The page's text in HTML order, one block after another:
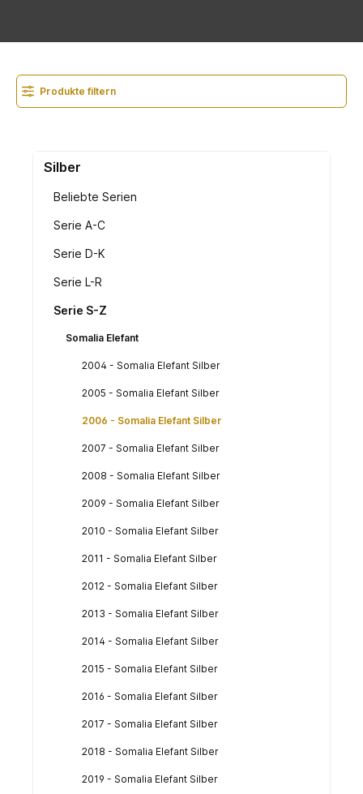
Produkte filtern
Silber
Beliebte Serien
Serie A-C
Serie D-K
Serie L-R
Serie S-Z
Somalia Elefant
2004 - Somalia Elefant Silber
2005 - Somalia Elefant Silber
2006 - Somalia Elefant Silber
2007 - Somalia Elefant Silber
2008 - Somalia Elefant Silber
2009 - Somalia Elefant Silber
2010 - Somalia Elefant Silber
2011 - Somalia Elefant Silber
2012 - Somalia Elefant Silber
2013 - Somalia Elefant Silber
2014 - Somalia Elefant Silber
2015 - Somalia Elefant Silber
2016 - Somalia Elefant Silber
2017 - Somalia Elefant Silber
2018 - Somalia Elefant Silber
2019 - Somalia Elefant Silber